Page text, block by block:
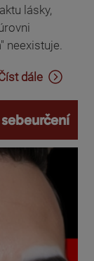
lásky,
neexistuje.
dále